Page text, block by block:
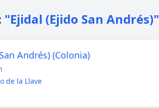
"Ejidal (Ejido San Andrés)"
Andrés) (Colonia)
de la Llave